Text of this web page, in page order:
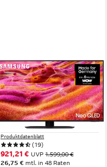
SAMSUNG
GQ50QN90FAT QLED-
Fernseher
125 cm/50 Zoll Diagonale
Neo QLED Bildschirmtechnologie
Produktdatenblatt
(19)
921,21 € UVP 1.599,00 €
26,75 € mtl. in 48 Raten